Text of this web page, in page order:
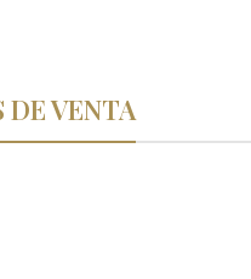
DE VENTA